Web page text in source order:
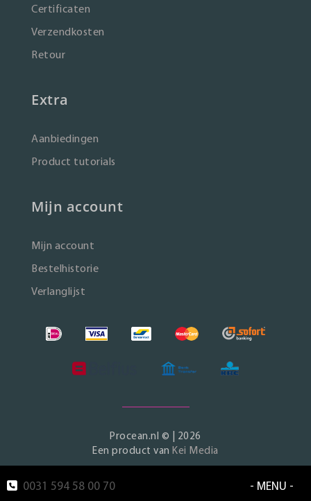
- MENU -
0031 594 58 00 70
Certificaten
Verzendkosten
Retour
Extra
Aanbiedingen
Product tutorials
Mijn account
Mijn account
Bestelhistorie
Verlanglijst
Procean.nl © | 2026
Een product vanKei Media